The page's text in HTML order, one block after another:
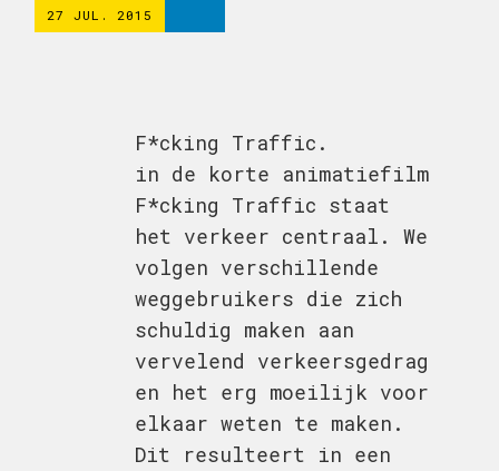
27 JUL. 2015
F*cking Traffic.
in de korte animatiefilm
F*cking Traffic staat
het verkeer centraal. We
volgen verschillende
weggebruikers die zich
schuldig maken aan
vervelend verkeersgedrag
en het erg moeilijk voor
elkaar weten te maken.
Dit resulteert in een